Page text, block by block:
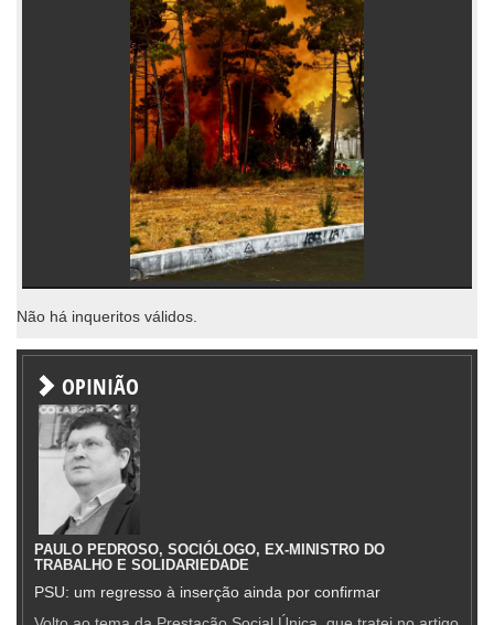
Não há inqueritos válidos.
OPINIÃO
PAULO PEDROSO, SOCIÓLOGO, EX-MINISTRO DO
TRABALHO E SOLIDARIEDADE
PSU: um regresso à inserção ainda por confirmar